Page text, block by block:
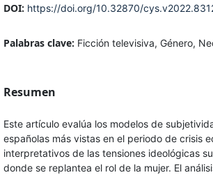
DOI: https://doi.org/10.32870/
Palabras clave: Ficción televisiva, Género,
Resumen
Este artículo evalúa los modelos de
españolas más vistas en el periodo de crisis
interpretativos de las tensiones ideológicas
donde se replantea el rol de la mujer. El